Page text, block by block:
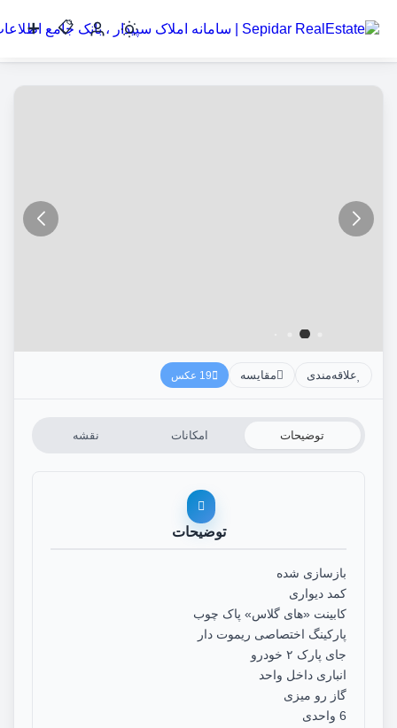
سه خواب 130 متری / خواجه نصیر
علاقه‌مندی مقایسه 19 عکس
توضیحات امکانات نقشه
توضیحات
بازسازی شده
کمد دیواری
کابینت «های گلاس» پاک چوب
پارکینگ اختصاصی ریموت دار
جای پارک ۲ خودرو
انباری داخل واحد
گاز رو میزی
6 واحدی
حساب